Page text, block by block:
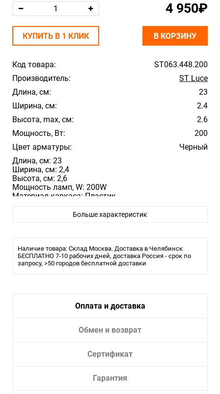
Код товара:
ST063.448.200
Производитель:
ST Luce
Длина, см:
23
Ширина, см:
2.4
Высота, max, см:
2.6
Мощность, Вт:
200
Цвет арматуры:
Черный
Длина, см: 23
Ширина, см: 2,4
Высота, см: 2,6
Мощность ламп, W: 200W
Материал каркаса: Пластик
Больше характеристик
Наличие товара: Склад Москва. Доставка в Челябинск
БЕСПЛАТНО 7-10 рабочих дней, доставка Россия - срок по
запросу, >50 городов бесплатной доставки
4 950₽
КУПИТЬ В 1 КЛИК В КОРЗИНУ
Оплата и доставка
Обмен и возврат
Сертификат
Гарантия